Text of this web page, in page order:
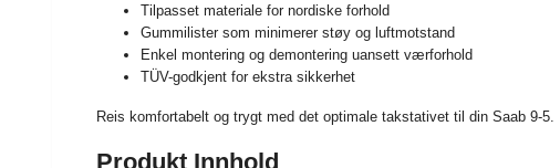
Tilpasset materiale for nordiske forhold
Gummilister som minimerer støy og luftmotstand
Enkel montering og demontering uansett værforhold
TÜV-godkjent for ekstra sikkerhet
Reis komfortabelt og trygt med det optimale takstativet til din Saab 9-5.
Produkt Innhold